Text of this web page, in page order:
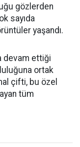
gözlerden
sayıda
yaşandı.
devam ettiği
ortak
çifti, bu özel
tüm